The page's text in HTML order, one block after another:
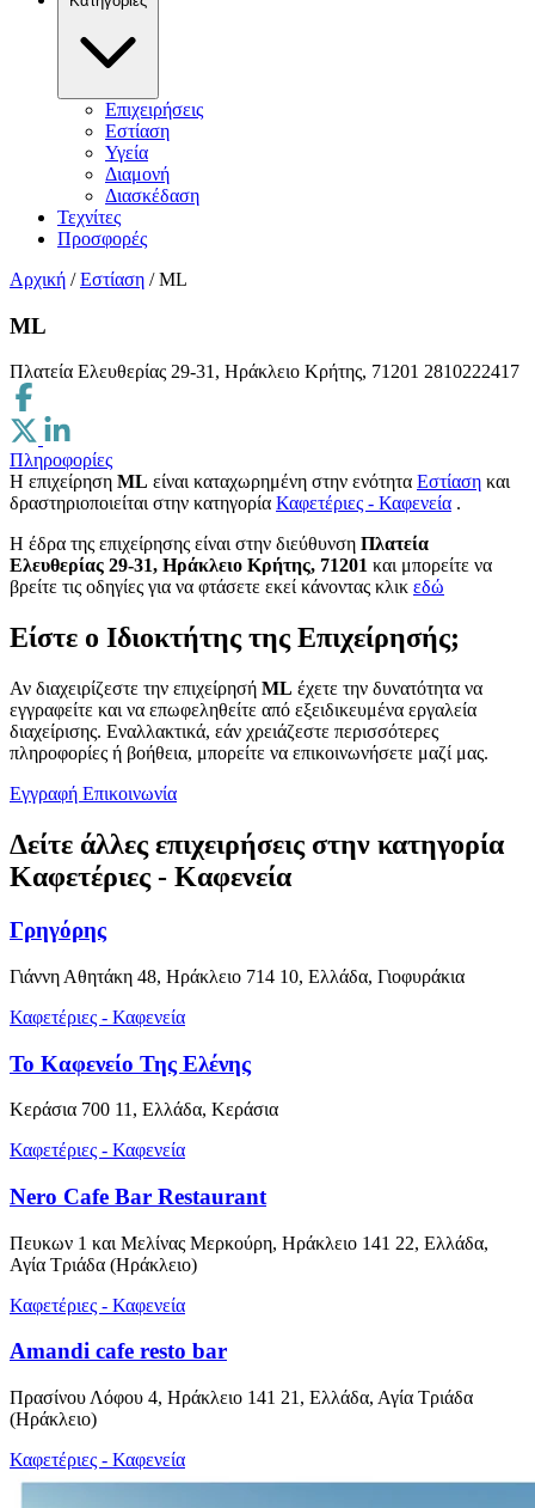
Επιχειρήσεις
Εστίαση
Υγεία
Διαμονή
Διασκέδαση
Τεχνίτες
Προσφορές
Αρχική / Εστίαση / ML
ML
Πλατεία Ελευθερίας 29-31, Ηράκλειο Κρήτης, 71201 2810222417
Πληροφορίες
Η επιχείρηση ML είναι καταχωρημένη στην ενότητα Εστίαση και
δραστηριοποιείται στην κατηγορία Καφετέριες - Καφενεία .
H έδρα της επιχείρησης είναι στην διεύθυνση Πλατεία
Ελευθερίας 29-31, Ηράκλειο Κρήτης, 71201 και μπορείτε να
βρείτε τις οδηγίες για να φτάσετε εκεί κάνοντας κλικ εδώ
Είστε ο Ιδιοκτήτης της Επιχείρησής;
Αν διαχειρίζεστε την επιχείρησή ML έχετε την δυνατότητα να
εγγραφείτε και να επωφεληθείτε από εξειδικευμένα εργαλεία
διαχείρισης. Εναλλακτικά, εάν χρειάζεστε περισσότερες
πληροφορίες ή βοήθεια, μπορείτε να επικοινωνήσετε μαζί μας.
Εγγραφή Επικοινωνία
Δείτε άλλες επιχειρήσεις στην κατηγορία
Καφετέριες - Καφενεία
Γρηγόρης
Γιάννη Αθητάκη 48, Ηράκλειο 714 10, Ελλάδα, Γιοφυράκια
Καφετέριες - Καφενεία
Το Καφενείο Της Ελένης
Κεράσια 700 11, Ελλάδα, Κεράσια
Καφετέριες - Καφενεία
Nero Cafe Bar Restaurant
Πευκων 1 και Μελίνας Μερκούρη, Ηράκλειο 141 22, Ελλάδα,
Αγία Τριάδα (Ηράκλειο)
Καφετέριες - Καφενεία
Amandi cafe resto bar
Πρασίνου Λόφου 4, Ηράκλειο 141 21, Ελλάδα, Αγία Τριάδα
(Ηράκλειο)
Καφετέριες - Καφενεία